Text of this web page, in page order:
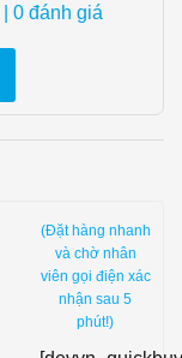
| 0 đánh giá
(Đặt hàng nhanh
và chờ nhân
viên gọi điện xác
nhận sau 5
phút!)